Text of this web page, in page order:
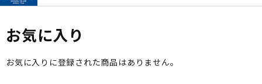
お気に入り
お気に入りに登録された商品はありません。